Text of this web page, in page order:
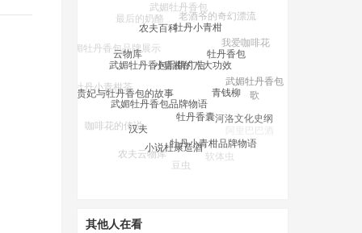
小青柑的八大功效
武媚牡丹香包品牌广告
武媚牡丹香包品牌物语
青钱柳
牡丹香包
牡丹小青柑
农夫百科
云物库
杨贵妃与牡丹香包的故事
汉夫
小说杜康造酒牡丹小青柑品牌物语
河洛文化史纲
武媚牡丹香包
歌
我爱咖啡花
牡丹小青柑茶
农夫云物库
豆虫
软体虫
阿里巴巴酒
牡丹香包，爱の信物
农夫国logo释义 八卦
其他人在看